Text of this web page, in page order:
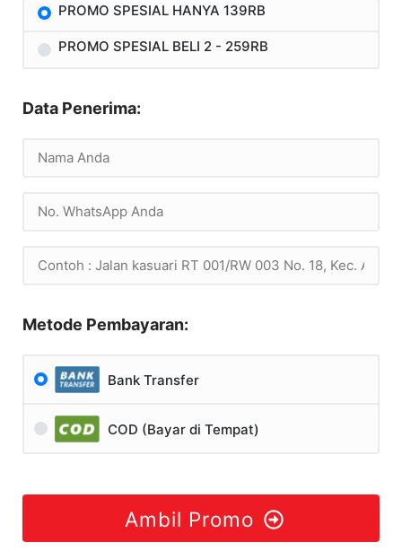
PROMO SPESIAL HANYA 139RB
PROMO SPESIAL BELI 2 - 259RB
Data Penerima:
Metode Pembayaran:
Bank Transfer
COD (Bayar di Tempat)
Ambil Promo